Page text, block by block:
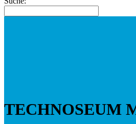
TECHNOSEUM